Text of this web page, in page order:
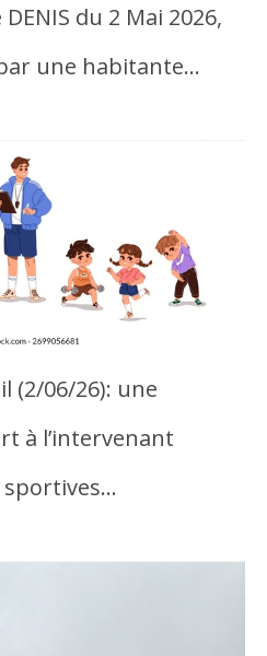
du 2 Mai 2026,
une habitante…
(2/06/26): une
à l’intervenant
sportives…